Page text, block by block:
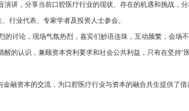
讲，分享当前口腔医疗行业的现状、存在的机遇和挑战，
行业代表、专家学者及投资人士参会。
讨论，现场气氛热烈，嘉宾们妙语连珠，互动频繁，会场
的认识，兼顾资本营利要求和社会公共利益，只有在坚持“
融资本的交流，为口腔医疗行业与资本的融合共生提供了借